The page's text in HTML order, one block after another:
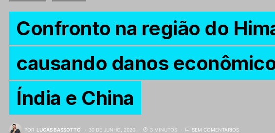
Confronto na região do
causando danos
Índia e China
POR LUCAS BASSOTTO 30 DE JUNHO, 2020 3 MINUTOS SEM COMENTÁRIOS